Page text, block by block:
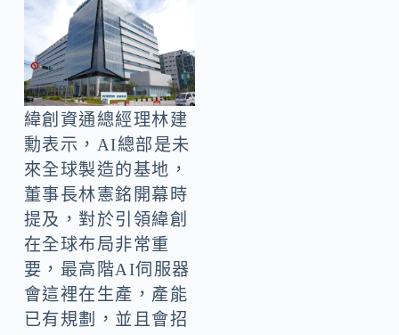
緯創資通總經理林建
勳表示，AI總部是未
來全球製造的基地，
董事長林憲銘開幕時
提及，對於引領緯創
在全球布局非常重
要，最高階AI伺服器
會這裡在生產，產能
已有規劃，並且會招